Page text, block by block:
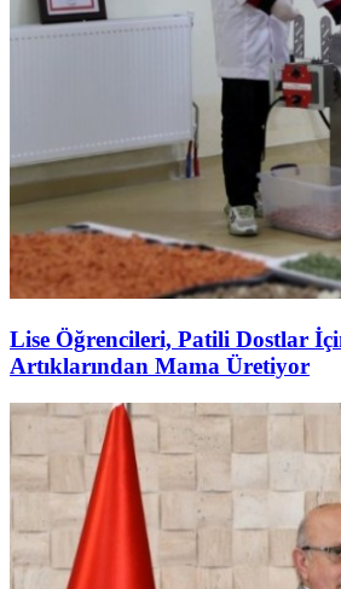
Lise Öğrencileri, Patili Dostlar
Artıklarından Mama Üretiyor